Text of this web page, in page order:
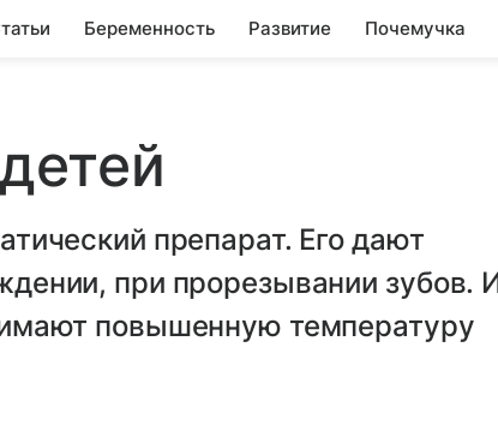
Беременность Развитие Почемучка
препарат. Его дают
при прорезывании зубов.
повышенную температуру